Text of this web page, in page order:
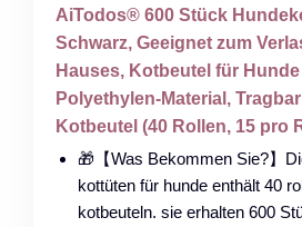
AiTodos® 600 Stück
Schwarz, Geeignet zum
Hauses, Kotbeutel für Hunde
Polyethylen-Material,
Kotbeutel (40 Rollen, 15 pro
🎁【Was Bekommen Sie?】
kottüten für hunde enthält 40
kotbeuteln. sie erhalten 600